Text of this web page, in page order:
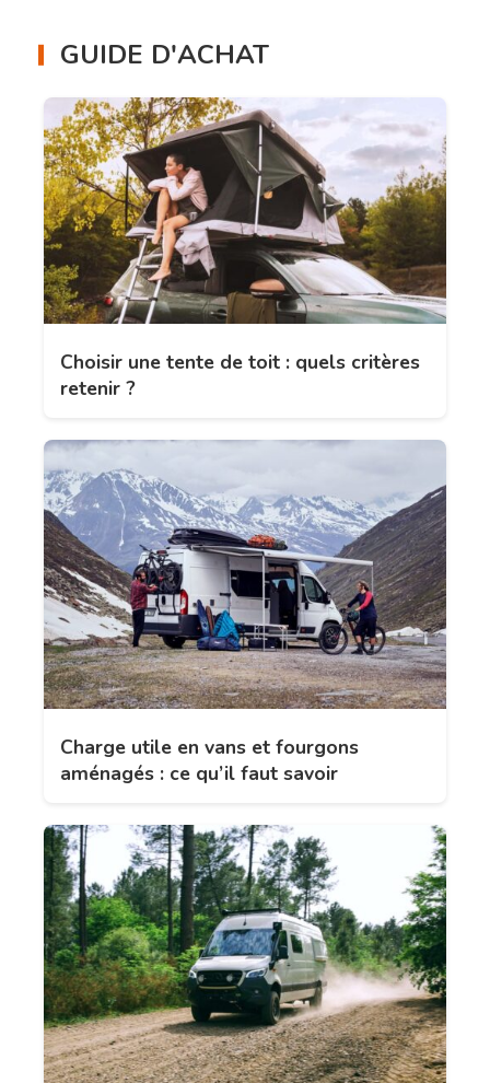
GUIDE D'ACHAT
Choisir une tente de toit : quels critères
retenir ?
Charge utile en vans et fourgons
aménagés : ce qu’il faut savoir